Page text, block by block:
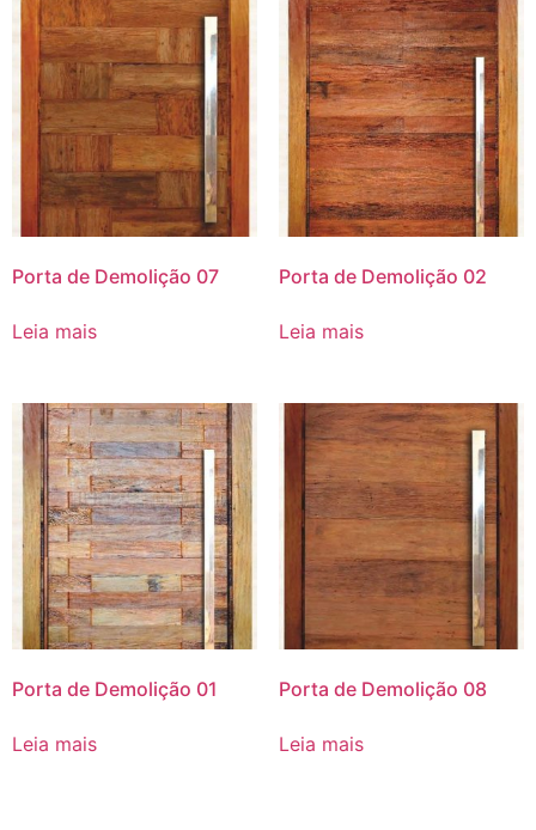
Porta de Demolição 07
Leia mais
Porta de Demolição 02
Leia mais
Porta de Demolição 01
Leia mais
Porta de Demolição 08
Leia mais